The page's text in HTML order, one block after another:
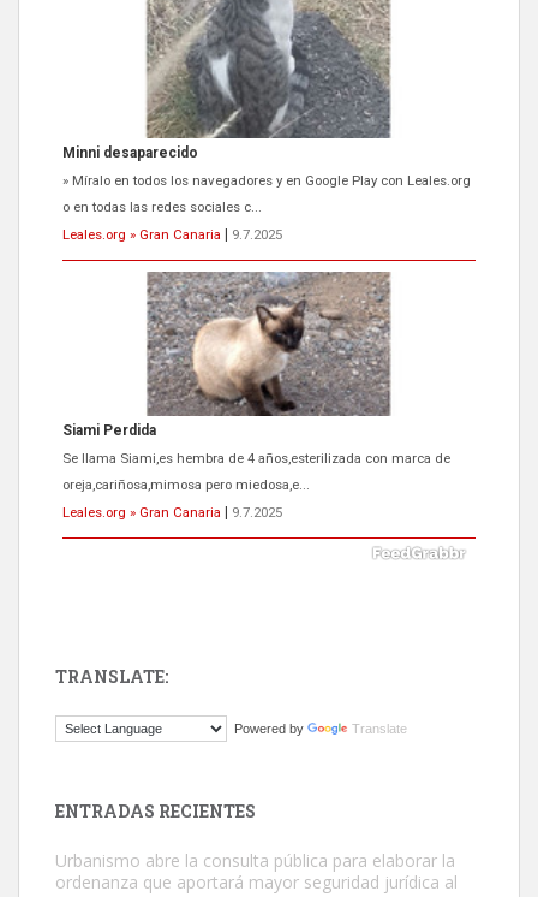
Siami Perdida
Se llama Siami,es hembra de 4 años,esterilizada con marca de
oreja,cariñosa,mimosa pero miedosa,e...
Leales.org » Gran Canaria
9.7.2025
ADOPCIÓN URGENTE GATA TEROR GRAN CANARIA
El ayuntamiento se va a llevar a Los Gatos callejeros de la zona los
próximos días, ella incluida...
Leales.org » Gran Canaria
9.7.2025
Este gato macho ha aparecido en la calle hace menos de un mes,
TRANSLATE:
Powered by Translate
ENTRADAS RECIENTES
Urbanismo abre la consulta pública para elaborar la
ordenanza que aportará mayor seguridad jurídica al